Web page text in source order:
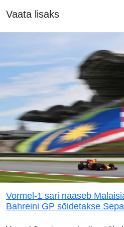
Vaata lisaks
Vormel-1 sari naaseb
Bahreini GP sõidetakse